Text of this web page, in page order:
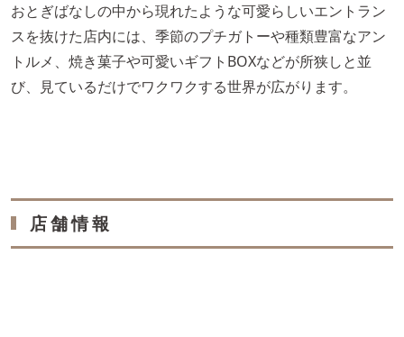
おとぎばなしの中から現れたような可愛らしいエントラン
スを抜けた店内には、季節のプチガトーや種類豊富なアン
トルメ、焼き菓子や可愛いギフトBOXなどが所狭しと並
び、見ているだけでワクワクする世界が広がります。
店舗情報